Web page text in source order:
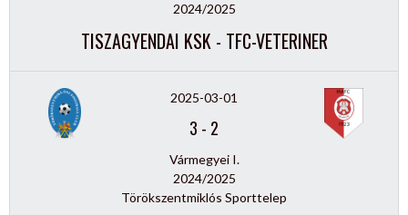
2024/2025
TISZAGYENDAI KSK - TFC-VETERINER
2025-03-01
3 - 2
Vármegyei I.
2024/2025
Törökszentmiklós Sporttelep